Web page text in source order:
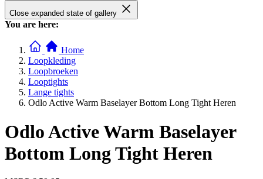
Close expanded state of gallery
You are here:
Home
Loopkleding
Loopbroeken
Looptights
Lange tights
Odlo Active Warm Baselayer Bottom Long Tight Heren
Odlo Active Warm Baselayer
Bottom Long Tight Heren